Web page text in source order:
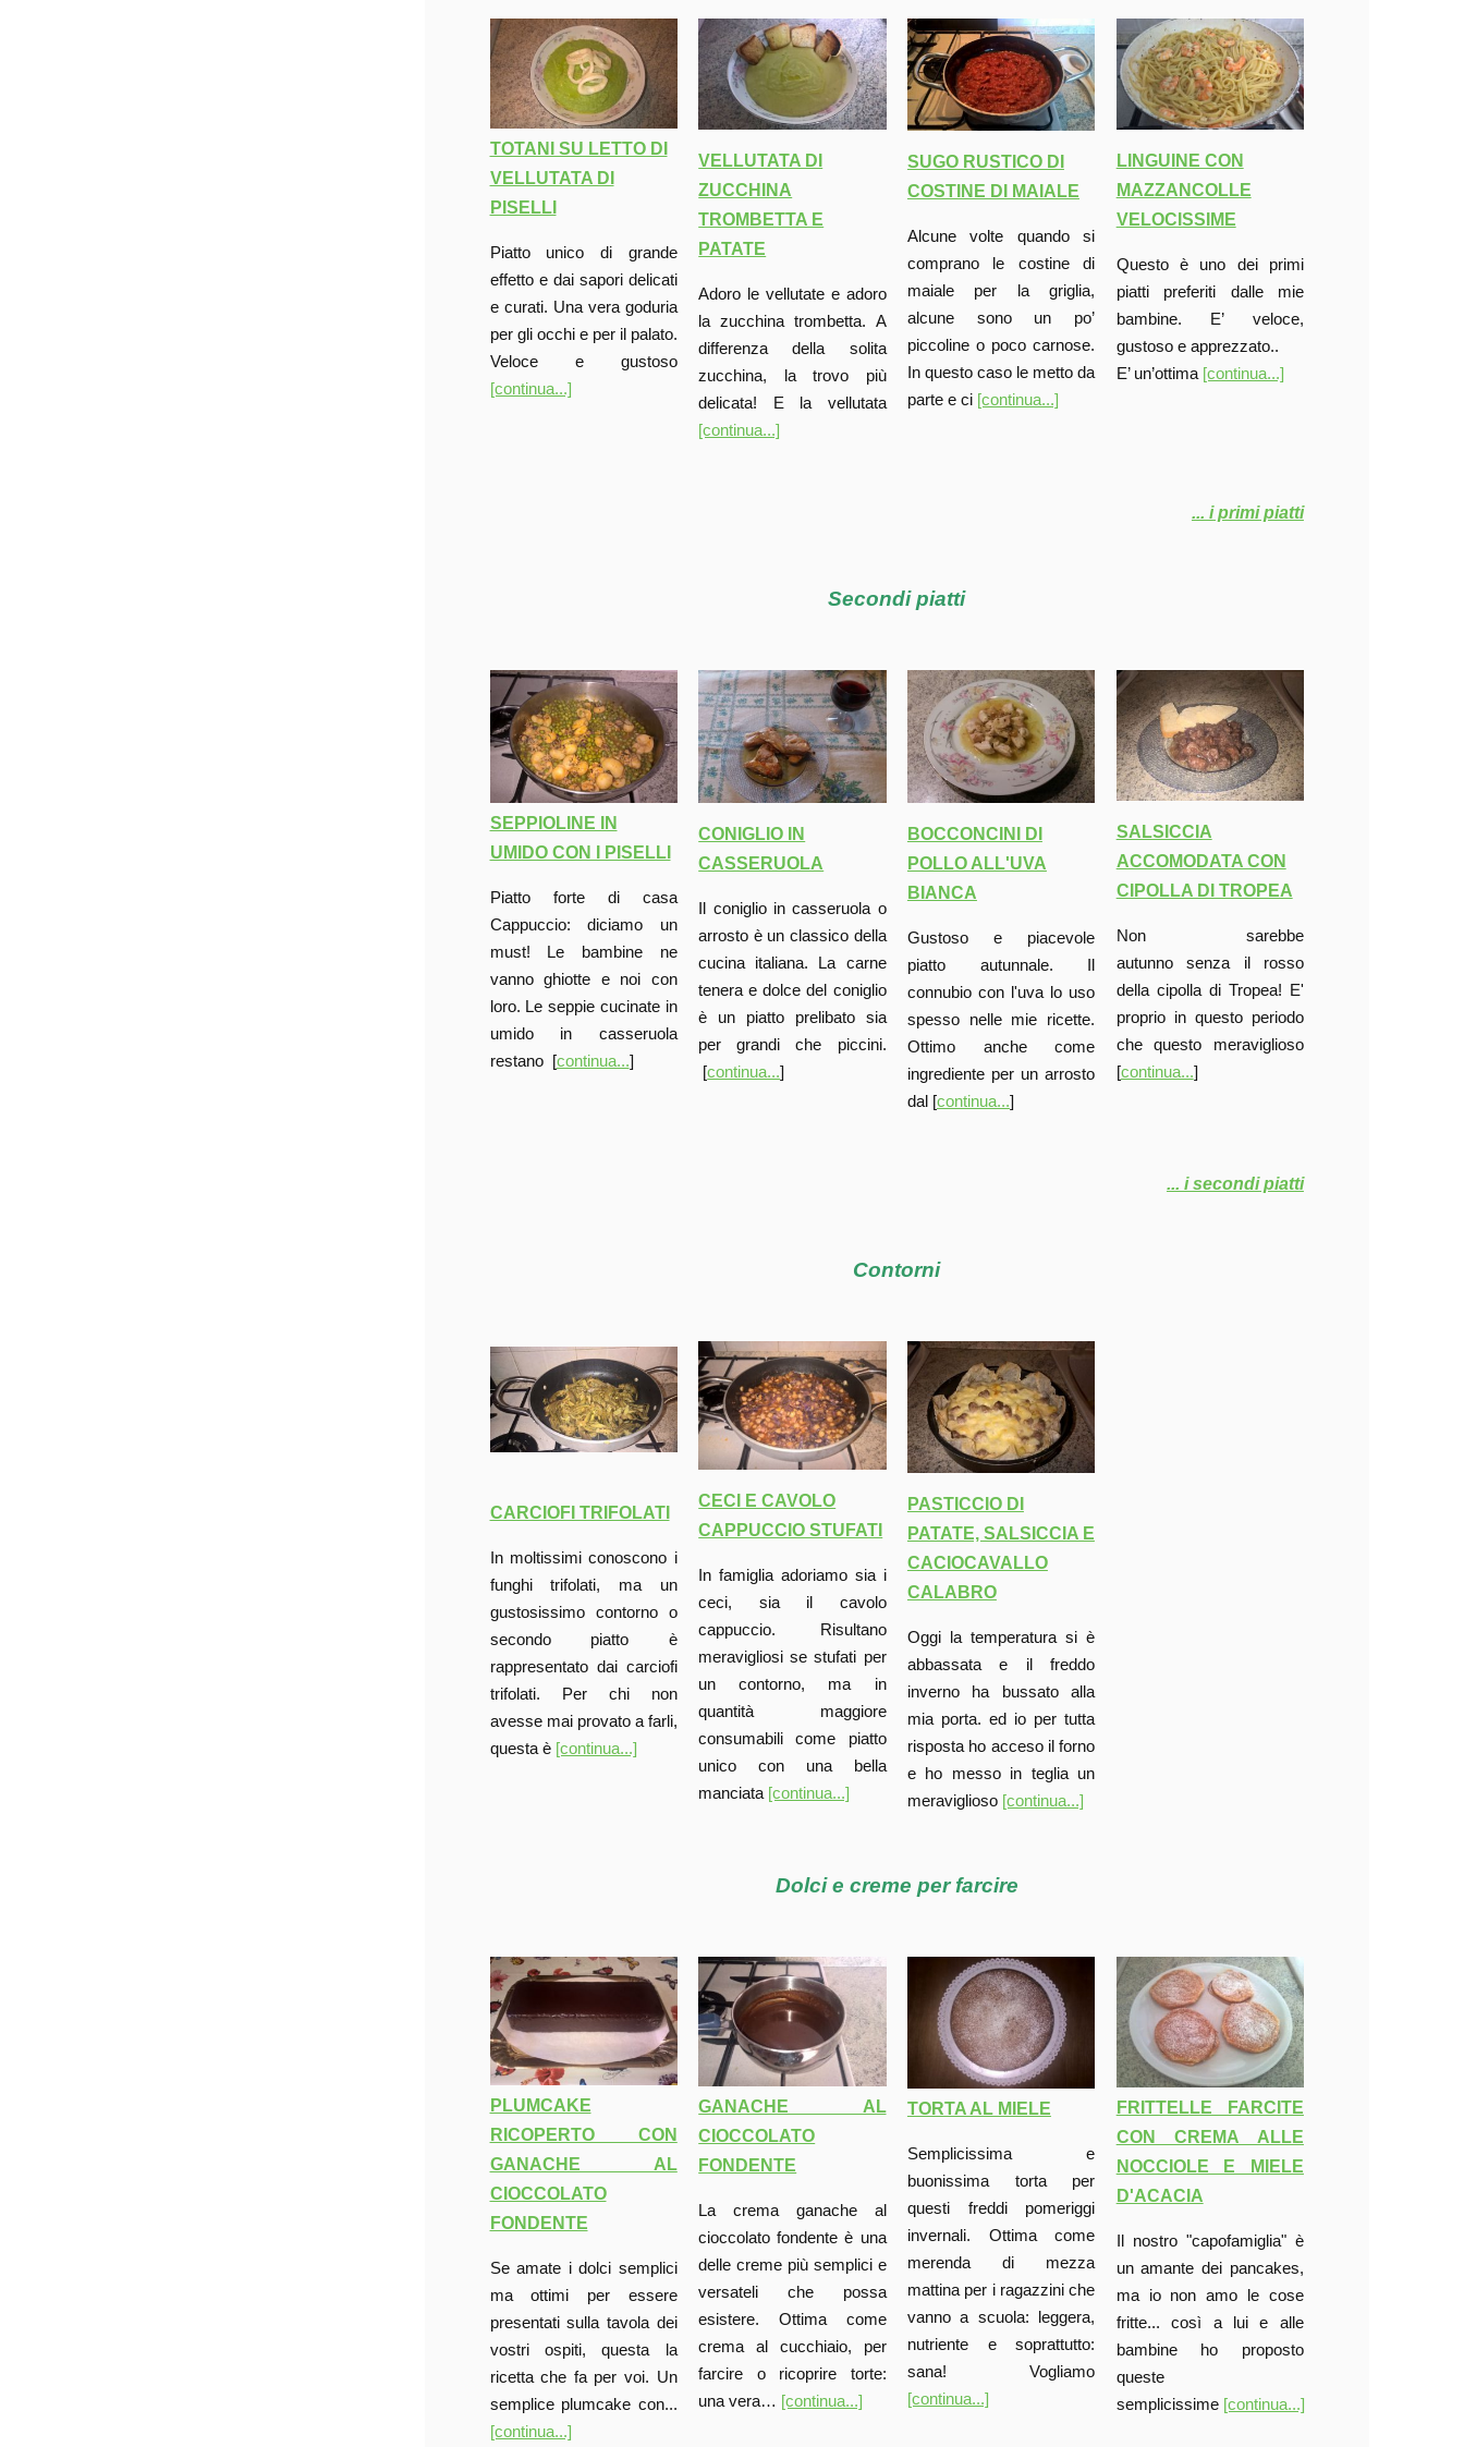
TOTANI SU LETTO DI
VELLUTATA DI
PISELLI
Piatto unico di grande
effetto e dai sapori delicati
e curati. Una vera goduria
per gli occhi e per il palato.
Veloce e gustoso
[continua...]
VELLUTATA DI
ZUCCHINA
TROMBETTA E
PATATE
Adoro le vellutate e adoro
la zucchina trombetta. A
differenza della solita
zucchina, la trovo più
delicata! E la vellutata
[continua...]
SUGO RUSTICO DI
COSTINE DI MAIALE
Alcune volte quando si
comprano le costine di
maiale per la griglia,
alcune sono un po’
piccoline o poco carnose.
In questo caso le metto da
parte e ci [continua...]
LINGUINE CON
MAZZANCOLLE
VELOCISSIME
Questo è uno dei primi
piatti preferiti dalle mie
bambine. E’ veloce,
gustoso e apprezzato..
E’ un’ottima [continua...]
... i primi piatti
Secondi piatti
SEPPIOLINE IN
UMIDO CON I PISELLI
Piatto forte di casa
Cappuccio: diciamo un
must! Le bambine ne
vanno ghiotte e noi con
loro. Le seppie cucinate in
umido in casseruola
restano [continua...]
CONIGLIO IN
CASSERUOLA
Il coniglio in casseruola o
arrosto è un classico della
cucina italiana. La carne
tenera e dolce del coniglio
è un piatto prelibato sia
per grandi che piccini.
[continua...]
BOCCONCINI DI
POLLO ALL'UVA
BIANCA
Gustoso e piacevole
piatto autunnale. Il
connubio con l'uva lo uso
spesso nelle mie ricette.
Ottimo anche come
ingrediente per un arrosto
dal [continua...]
SALSICCIA
ACCOMODATA CON
CIPOLLA DI TROPEA
Non sarebbe
autunno senza il rosso
della cipolla di Tropea! E'
proprio in questo periodo
che questo meraviglioso
[continua...]
... i secondi piatti
Contorni
CARCIOFI TRIFOLATI
In moltissimi conoscono i
funghi trifolati, ma un
gustosissimo contorno o
secondo piatto è
rappresentato dai carciofi
trifolati. Per chi non
avesse mai provato a farli,
questa è [continua...]
CECI E CAVOLO
CAPPUCCIO STUFATI
In famiglia adoriamo sia i
ceci, sia il cavolo
cappuccio. Risultano
meravigliosi se stufati per
un contorno, ma in
quantità maggiore
consumabili come piatto
unico con una bella
manciata [continua...]
PASTICCIO DI
PATATE, SALSICCIA E
CACIOCAVALLO
CALABRO
Oggi la temperatura si è
abbassata e il freddo
inverno ha bussato alla
mia porta. ed io per tutta
risposta ho acceso il forno
e ho messo in teglia un
meraviglioso [continua...]
Dolci e creme per farcire
PLUMCAKE
RICOPERTO CON
GANACHE AL
CIOCCOLATO
FONDENTE
Se amate i dolci semplici
ma ottimi per essere
presentati sulla tavola dei
vostri ospiti, questa la
ricetta che fa per voi. Un
semplice plumcake con...
[continua...]
GANACHE AL
CIOCCOLATO
FONDENTE
La crema ganache al
cioccolato fondente è una
delle creme più semplici e
versateli che possa
esistere. Ottima come
crema al cucchiaio, per
farcire o ricoprire torte:
una vera… [continua...]
TORTA AL MIELE
Semplicissima e
buonissima torta per
questi freddi pomeriggi
invernali. Ottima come
merenda di mezza
mattina per i ragazzini che
vanno a scuola: leggera,
nutriente e soprattutto:
sana! Vogliamo
[continua...]
FRITTELLE FARCITE
CON CREMA ALLE
NOCCIOLE E MIELE
D'ACACIA
Il nostro "capofamiglia" è
un amante dei pancakes,
ma io non amo le cose
fritte... così a lui e alle
bambine ho proposto
queste
semplicissime [continua...]